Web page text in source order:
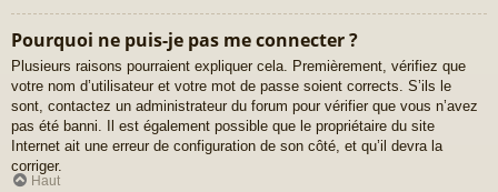
Pourquoi ne puis-je pas me connecter ?
Plusieurs raisons pourraient expliquer cela. Premièrement, vérifiez que
votre nom d’utilisateur et votre mot de passe soient corrects. S’ils le
sont, contactez un administrateur du forum pour vérifier que vous n’avez
pas été banni. Il est également possible que le propriétaire du site
Internet ait une erreur de configuration de son côté, et qu’il devra la
corriger.
Haut